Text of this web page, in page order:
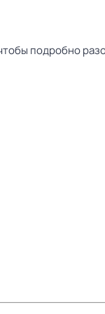
подробно